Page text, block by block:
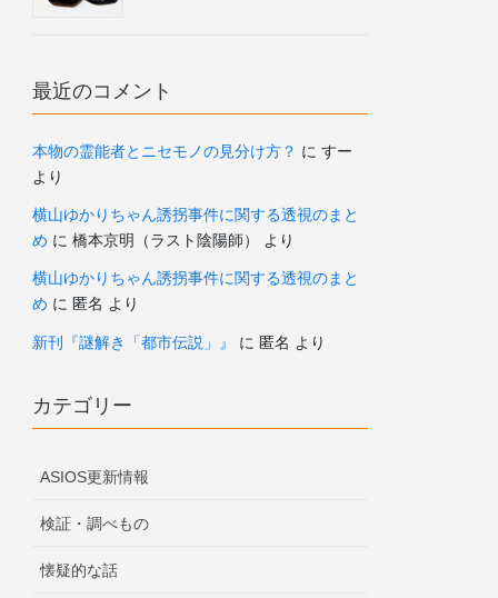
最近のコメント
本物の霊能者とニセモノの見分け方？ にすー
より
横山ゆかりちゃん誘拐事件に関する透視のまと
め に橋本京明（ラスト陰陽師） より
横山ゆかりちゃん誘拐事件に関する透視のまと
め に 匿名 より
新刊『謎解き「都市伝説」』 に匿名 より
カテゴリー
ASIOS更新情報
検証・調べもの
懐疑的な話